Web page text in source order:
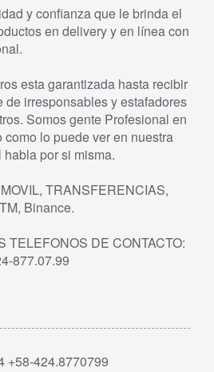
y confianza que le brinda el
en delivery y en línea con
esta garantizada hasta recibir
de irresponsables y estafadores
Somos gente Profesional en
lo puede ver en nuestra
por si misma.
TRANSFERENCIAS,
Binance.
TELEFONOS DE CONTACTO:
877.07.99
+58-424.8770799